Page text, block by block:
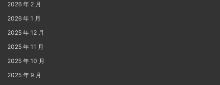
2026 年 2 月
2026 年 1 月
2025 年 12 月
2025 年 11 月
2025 年 10 月
2025 年 9 月